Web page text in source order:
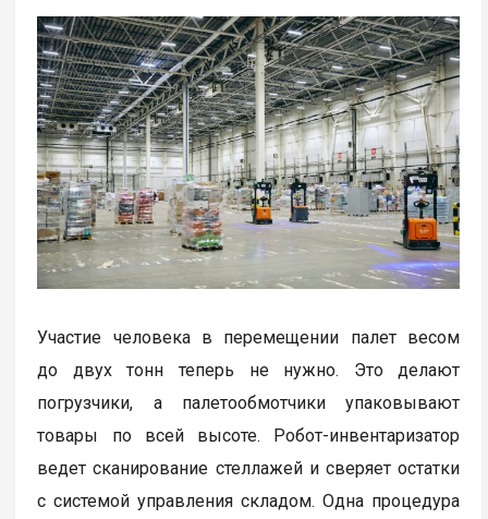
Участие человека в перемещении палет весом
до двух тонн теперь не нужно. Это делают
погрузчики, а палетообмотчики упаковывают
товары по всей высоте. Робот-инвентаризатор
ведет сканирование стеллажей и сверяет остатки
с системой управления складом. Одна процедура